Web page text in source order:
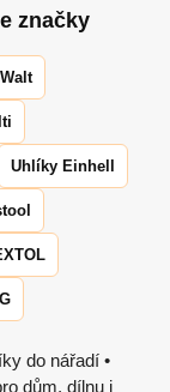
značky
Uhlíky Einhell
do nářadí •
dům, dílnu i